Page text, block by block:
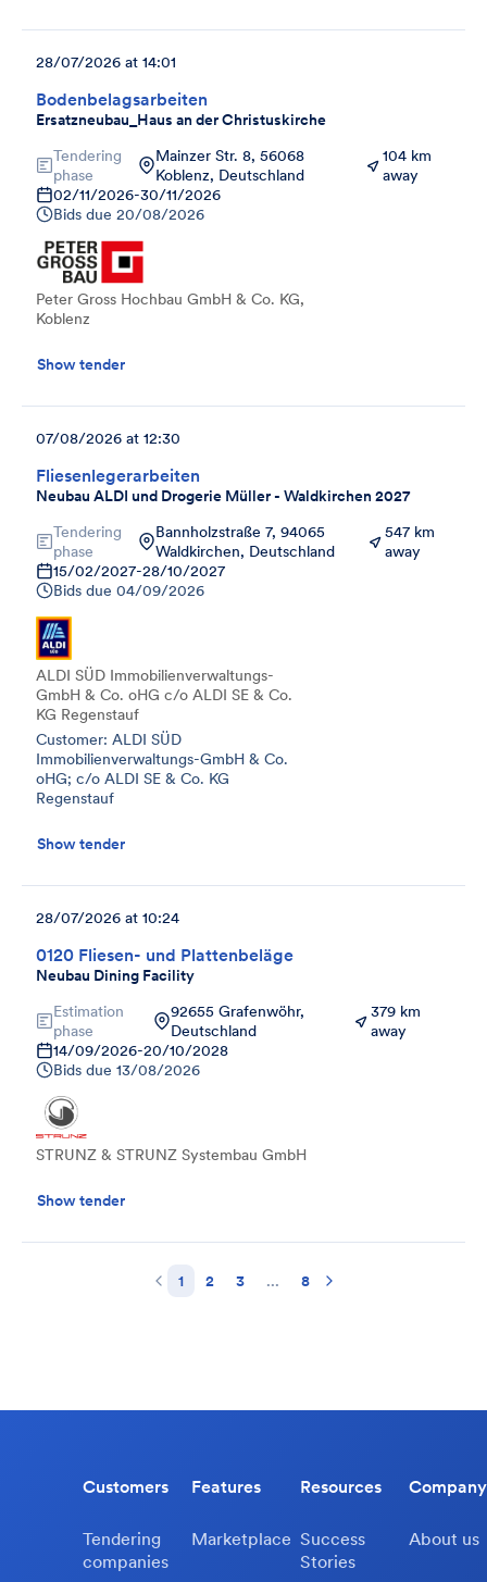
Bodenbelagsarbeiten
Ersatzneubau_Haus an der Christuskirche
28/07/2026 at 14:01
Tendering
phase
Mainzer Str. 8, 56068
Koblenz, Deutschland
104 km
away
02/11/2026-30/11/2026
Bids due 20/08/2026
Peter Gross Hochbau GmbH & Co. KG,
Koblenz
Show tender
Fliesenlegerarbeiten
Neubau ALDI und Drogerie Müller - Waldkirchen 2027
07/08/2026 at 12:30
Tendering
phase
Bannholzstraße 7, 94065
Waldkirchen, Deutschland
547 km
away
15/02/2027-28/10/2027
Bids due 04/09/2026
ALDI SÜD Immobilienverwaltungs-
GmbH & Co. oHG c/o ALDI SE & Co.
KG Regenstauf
Customer: ALDI SÜD
Immobilienverwaltungs-GmbH & Co.
oHG; c/o ALDI SE & Co. KG
Regenstauf
Show tender
0120 Fliesen- und Plattenbeläge
Neubau Dining Facility
28/07/2026 at 10:24
Estimation
phase
92655 Grafenwöhr,
Deutschland
379 km
away
14/09/2026-20/10/2028
Bids due 13/08/2026
STRUNZ & STRUNZ Systembau GmbH
Show tender
1 2 3 ... 8
Customers
Tendering
companies
Features
Marketplace
Resources
Success
Stories
Company
About us